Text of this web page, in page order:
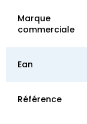
Marque
commerciale
Ean
Référence